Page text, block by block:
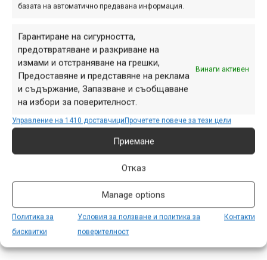
базата на автоматично предавана информация.
Гарантиране на сигурността,
предотвратяване и разкриване на
измами и отстраняване на грешки,
Предоставяне и представяне на реклама
и съдържание, Запазване и съобщаване
на избори за поверителност.
Винаги активен
Управление на 1410 доставчициПрочетете повече за тези цели
Приемане
Отказ
Manage options
Политика за
бисквитки
Условия за ползване и политика за
поверителност
Контакти
Снимка на деня | 07.08.2026
ПАРТНЬОРИ